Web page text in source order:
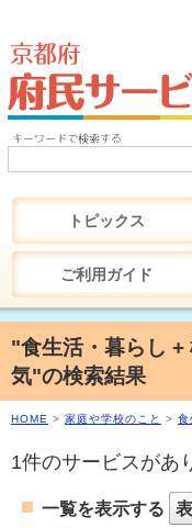
トピックス
ご利用ガイド
"食生活・暮らし +
気"の検索結果
HOME > 家庭や学校のこと > 食
1件のサービスがあ
一覧を表示する